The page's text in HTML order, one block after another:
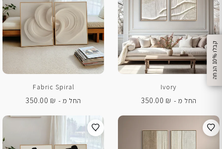
ק
ב
ל
ו
1
0
%
ה
נ
ח
ה
Ivory
החל מ -
350.00 ₪
Fabric Spiral
החל מ -
350.00 ₪